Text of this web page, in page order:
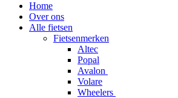
Home
Over ons
Alle fietsen
Fietsenmerken
Altec
Popal
Avalon
Volare
Wheelers